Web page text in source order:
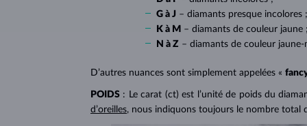
G à J – diamants presque incolores ;
K à M – diamants de couleur jaune ;
N à Z – diamants de couleur jaune-
D’autres nuances sont simplement appelées «
POIDS : Le carat (ct) est l’unité de poids du
d’oreilles, nous indiquons toujours le nombre total